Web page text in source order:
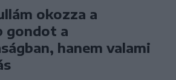
okozza a
gondot a
hanem valami